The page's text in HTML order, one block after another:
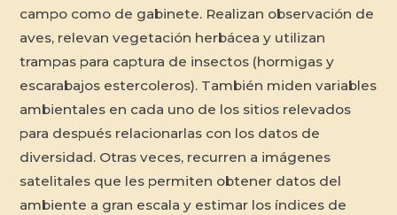
campo como de gabinete. Realizan observación de
aves, relevan vegetación herbácea y utilizan
trampas para captura de insectos (hormigas y
escarabajos estercoleros). También miden variables
ambientales en cada uno de los sitios relevados
para después relacionarlas con los datos de
diversidad. Otras veces, recurren a imágenes
satelitales que les permiten obtener datos del
ambiente a gran escala y estimar los índices de